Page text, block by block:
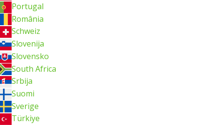
Portugal
România
Schweiz
Slovenija
Slovensko
South Africa
Srbija
Suomi
Sverige
Türkiye